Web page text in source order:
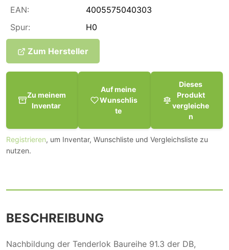
EAN:
4005575040303
Spur:
H0
Zum Hersteller
Zu meinem
Inventar
Auf meine
Wunschlis
te
Dieses
Produkt
vergleiche
n
Registrieren, um Inventar, Wunschliste und Vergleichsliste zu
nutzen.
BESCHREIBUNG
Nachbildung der Tenderlok Baureihe 91.3 der DB,